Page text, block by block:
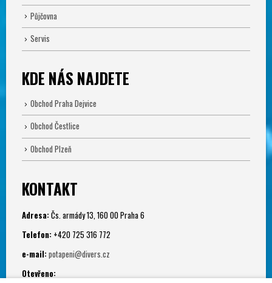
Půjčovna
Servis
KDE NÁS NAJDETE
Obchod Praha Dejvice
Obchod Čestlice
Obchod Plzeň
KONTAKT
Adresa: Čs. armády 13, 160 00 Praha 6
Telefon: +420 725 316 772
e-mail: potapeni@divers.cz
Otevřeno: